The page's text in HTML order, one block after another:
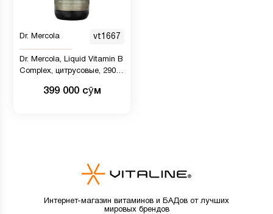
Dr. Mercola vt1667
Dr. Mercola, Liquid Vitamin B
Complex, цитрусовые, 290
399 000 сӯм
Интернет-магазин витаминов и БАДов от лучших
мировых брендов